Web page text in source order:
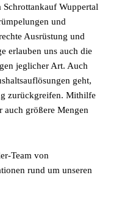
Wuppertal
und
Ausrüstung und
erlauben uns auch die
jeglicher Art. Auch
geht,
zurückgreifen. Mithilfe
auch größere Mengen
Team von
rund um unseren